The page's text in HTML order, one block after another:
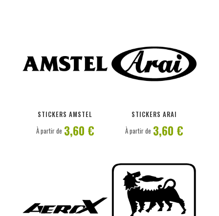
STICKERS AMSTEL
À partir de 3,60 €
STICKERS ARAI
À partir de 3,60 €